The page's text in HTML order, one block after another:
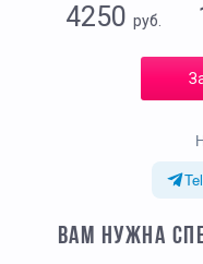
4250 руб.
ВАМ НУЖНА